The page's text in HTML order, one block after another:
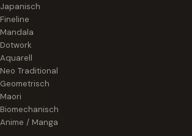
Japanisch
Fineline
Mandala
Dotwork
Aquarell
Neo Traditional
Geometrisch
Maori
Biomechanisch
Anime / Manga